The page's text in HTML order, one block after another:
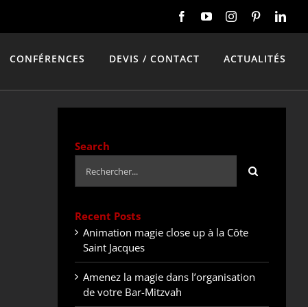
CONFÉRENCES DEVIS / CONTACT ACTUALITÉS
Search
Recent Posts
Animation magie close up à la Côte
Saint Jacques
Amenez la magie dans l’organisation
de votre Bar-Mitzvah